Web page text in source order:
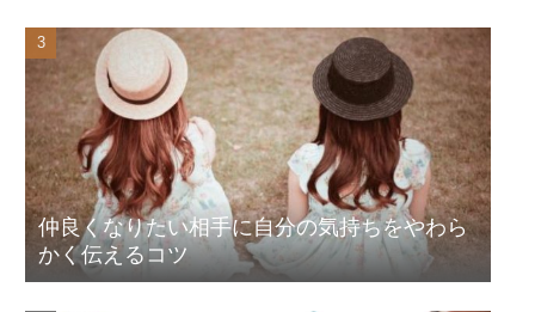
仲良くなりたい相手に自分の気持ちをやわら
かく伝えるコツ